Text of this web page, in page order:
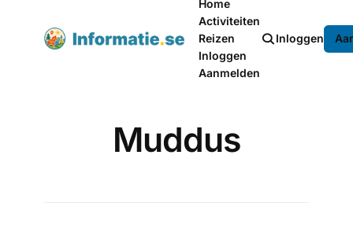
Home
Activiteiten
Reizen
Inloggen
Aanmelden
Inloggen
Muddus